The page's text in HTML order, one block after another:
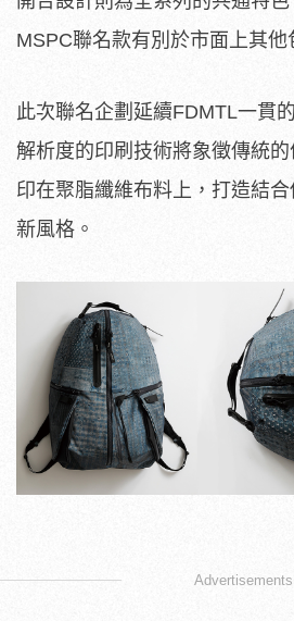
MSPC聯名款有別於市面上其他
此次聯名企劃延續FDMTL一貫
解析度的印刷技術將象徵傳統
印在聚脂纖維布料上，打造結
新風格。
Advertisements